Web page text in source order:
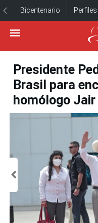
Bicentenario Perfiles
Presidente
Brasil para
homólogo